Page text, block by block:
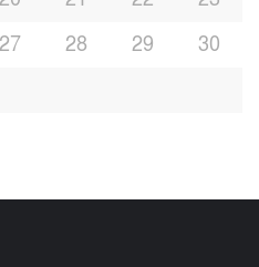
27 28 29
30